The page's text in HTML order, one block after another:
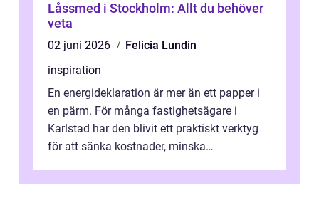
Låssmed i Stockholm: Allt du behöver
veta
02 juni 2026
Felicia Lundin
inspiration
En energideklaration är mer än ett papper i
en pärm. För många fastighetsägare i
Karlstad har den blivit ett praktiskt verktyg
för att sänka kostnader, minska